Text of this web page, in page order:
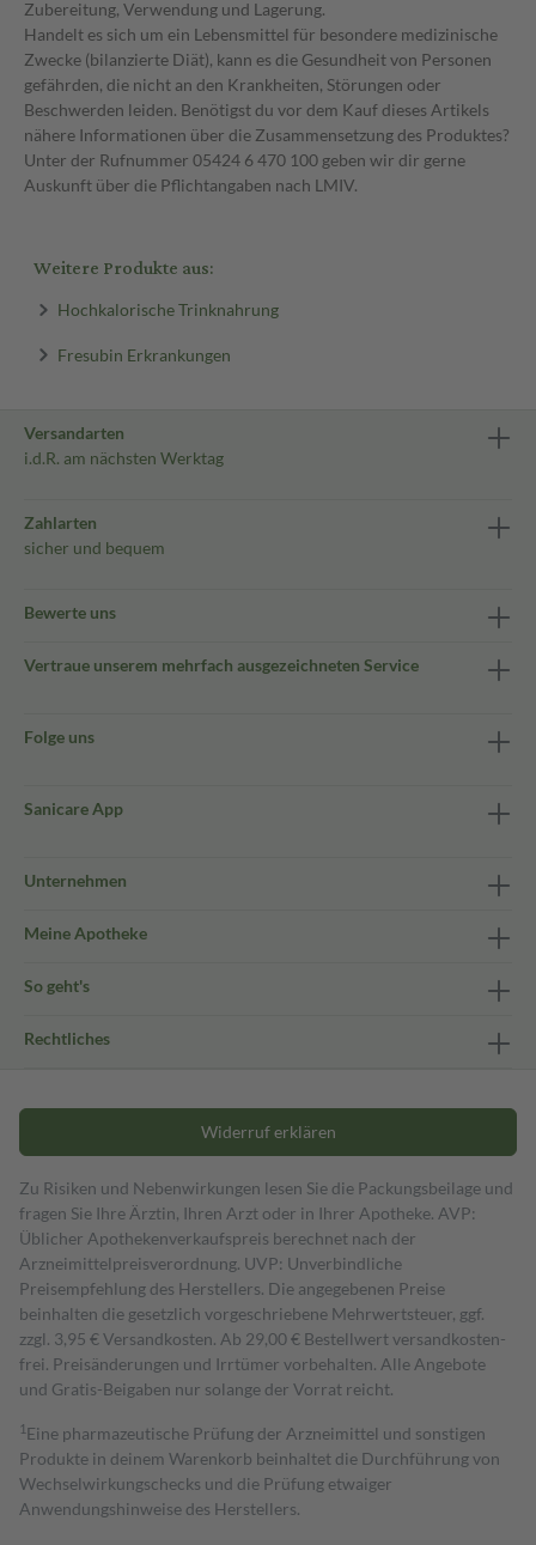
Zubereitung, Verwendung und Lagerung.
Handelt es sich um ein Lebensmittel für besondere medizinische
Zwecke (bilanzierte Diät), kann es die Gesundheit von Personen
gefährden, die nicht an den Krankheiten, Störungen oder
Beschwerden leiden. Benötigst du vor dem Kauf dieses Artikels
nähere Informationen über die Zusammensetzung des Produktes?
Unter der Rufnummer 05424 6 470 100 geben wir dir gerne
Auskunft über die Pflichtangaben nach LMIV.
Weitere Produkte aus:
Hochkalorische Trinknahrung
Fresubin Erkrankungen
Versandarten
i.d.R. am nächsten Werktag
Zahlarten
sicher und bequem
Bewerte uns
Vertraue unserem mehrfach ausgezeichneten Service
Folge uns
Sanicare App
Unternehmen
Meine Apotheke
So geht's
Rechtliches
Widerruf erklären
Zu Risiken und Nebenwirkungen lesen Sie die Packungsbeilage und
fragen Sie Ihre Ärztin, Ihren Arzt oder in Ihrer Apotheke. AVP:
Üblicher Apothekenverkaufspreis berechnet nach der
Arzneimittelpreisverordnung. UVP: Unverbindliche
Preisempfehlung des Herstellers. Die angegebenen Preise
beinhalten die gesetzlich vorgeschriebene Mehrwertsteuer, ggf.
zzgl. 3,95 € Versandkosten. Ab 29,00 € Bestell­wert versand­kosten­
frei. Preisänderungen und Irrtümer vorbehalten. Alle Angebote
und Gratis-Beigaben nur solange der Vorrat reicht.
1 Eine pharmazeutische Prüfung der Arzneimittel und sonstigen
Produkte in deinem Warenkorb beinhaltet die Durchführung von
Wechselwirkungschecks und die Prüfung etwaiger
Anwendungshinweise des Herstellers.